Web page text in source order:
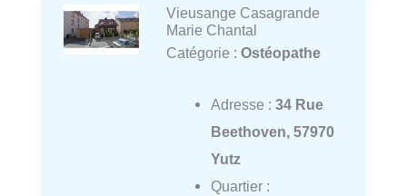
Vieusange Casagrande
Marie Chantal
Catégorie : Ostéopathe
Adresse : 34 Rue
Beethoven, 57970
Yutz
Quartier :